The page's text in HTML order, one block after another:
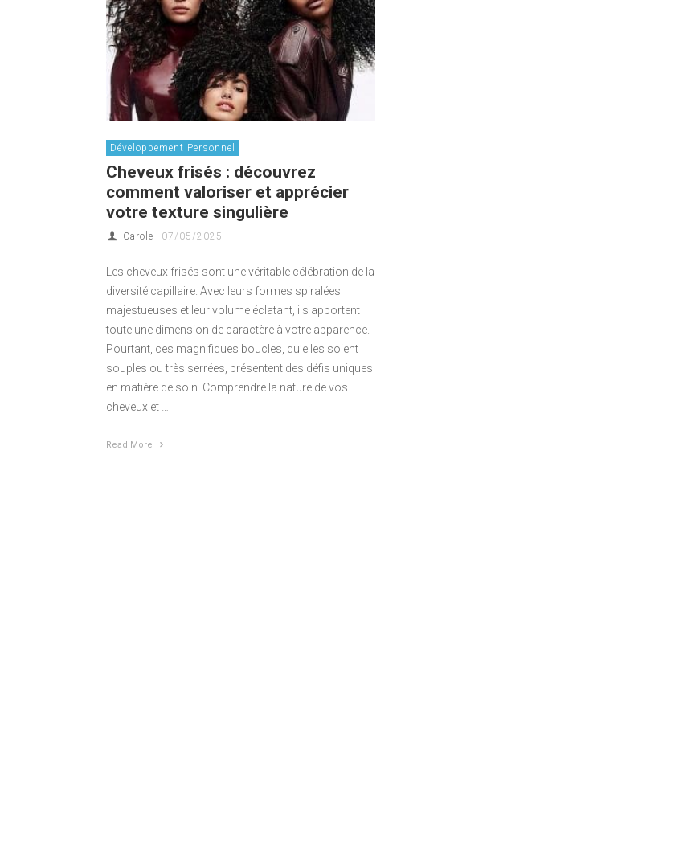
Développement Personnel
Cheveux frisés : découvrez
comment valoriser et apprécier
votre texture singulière
Carole 07/05/2025
Les cheveux frisés sont une véritable célébration de la
diversité capillaire. Avec leurs formes spiralées
majestueuses et leur volume éclatant, ils apportent
toute une dimension de caractère à votre apparence.
Pourtant, ces magnifiques boucles, qu’elles soient
souples ou très serrées, présentent des défis uniques
en matière de soin. Comprendre la nature de vos
cheveux et …
Read More